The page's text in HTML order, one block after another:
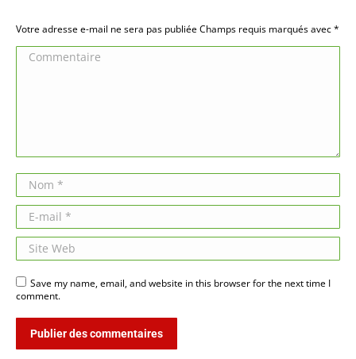
Votre adresse e-mail ne sera pas publiée Champs requis marqués avec*
Commentaire
Nom *
E-mail *
Site Web
Save my name, email, and website in this browser for the next time I
comment.
Publier des commentaires